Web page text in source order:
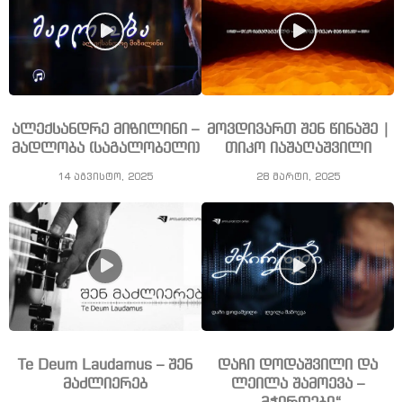
ალექსანდრე მიზილინი –
მადლობა (საგალობელი)
14 აგვისტო, 2025
მოვდივართ შენ წინაშე |
თიკო იაშაღაშვილი
28 მარტი, 2025
Te Deum Laudamus – შენ
მაძლიერებ
დაჩი დოდაშვილი და
ლეილა შამოევა –